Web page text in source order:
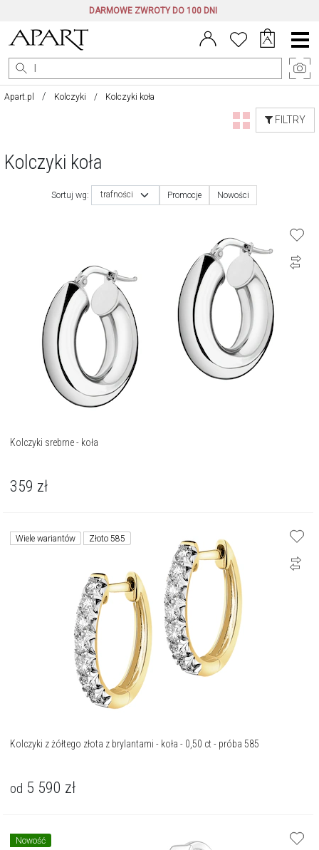
DARMOWE ZWROTY DO 100 DNI
Menu
główne
Apart.pl Kolczyki Kolczyki koła
FILTRY
Kolczyki koła
Sortuj wg: trafności Promocje Nowości
Kolczyki srebrne - koła
359 zł
Wiele wariantów Złoto 585
Kolczyki z żółtego złota z brylantami - koła - 0,50 ct - próba 585
od 5 590 zł
Nowość